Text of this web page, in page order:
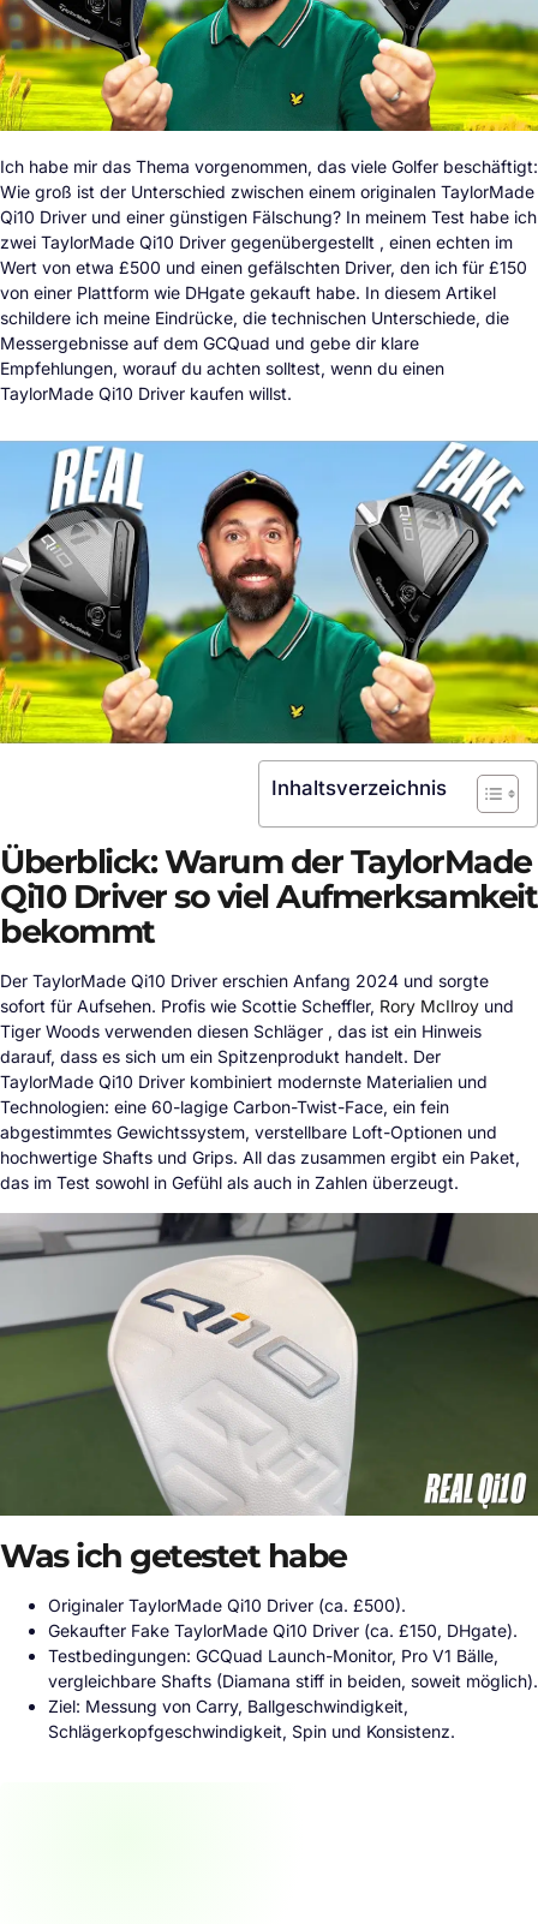
Ich habe mir das Thema vorgenommen, das viele Golfer beschäftigt:
Wie groß ist der Unterschied zwischen einem originalen TaylorMade
Qi10 Driver und einer günstigen Fälschung? In meinem Test habe ich
zwei TaylorMade Qi10 Driver gegenübergestellt , einen echten im
Wert von etwa £500 und einen gefälschten Driver, den ich für £150
von einer Plattform wie DHgate gekauft habe. In diesem Artikel
schildere ich meine Eindrücke, die technischen Unterschiede, die
Messergebnisse auf dem GCQuad und gebe dir klare
Empfehlungen, worauf du achten solltest, wenn du einen
TaylorMade Qi10 Driver kaufen willst.
Inhaltsverzeichnis
Überblick: Warum der TaylorMade
Qi10 Driver so viel Aufmerksamkeit
bekommt
Der TaylorMade Qi10 Driver erschien Anfang 2024 und sorgte
sofort für Aufsehen. Profis wie Scottie Scheffler, Rory McIlroy und
Tiger Woods verwenden diesen Schläger , das ist ein Hinweis
darauf, dass es sich um ein Spitzenprodukt handelt. Der
TaylorMade Qi10 Driver kombiniert modernste Materialien und
Technologien: eine 60-lagige Carbon-Twist-Face, ein fein
abgestimmtes Gewichtssystem, verstellbare Loft-Optionen und
hochwertige Shafts und Grips. All das zusammen ergibt ein Paket,
das im Test sowohl in Gefühl als auch in Zahlen überzeugt.
Was ich getestet habe
Originaler TaylorMade Qi10 Driver (ca. £500).
Gekaufter Fake TaylorMade Qi10 Driver (ca. £150, DHgate).
Testbedingungen: GCQuad Launch-Monitor, Pro V1 Bälle,
vergleichbare Shafts (Diamana stiff in beiden, soweit möglich).
Ziel: Messung von Carry, Ballgeschwindigkeit,
Schlägerkopfgeschwindigkeit, Spin und Konsistenz.